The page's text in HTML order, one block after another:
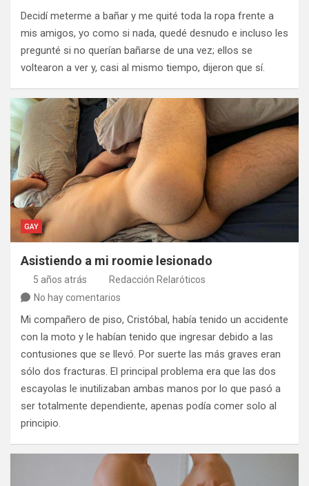
Decidí meterme a bañar y me quité toda la ropa frente a
mis amigos, yo como si nada, quedé desnudo e incluso les
pregunté si no querían bañarse de una vez; ellos se
voltearon a ver y, casi al mismo tiempo, dijeron que sí.
GAY
Asistiendo a mi roomie lesionado
5 años atrás
Redacción Relaróticos
No hay comentarios
Mi compañero de piso, Cristóbal, había tenido un accidente
con la moto y le habían tenido que ingresar debido a las
contusiones que se llevó. Por suerte las más graves eran
sólo dos fracturas. El principal problema era que las dos
escayolas le inutilizaban ambas manos por lo que pasó a
ser totalmente dependiente, apenas podía comer solo al
principio.